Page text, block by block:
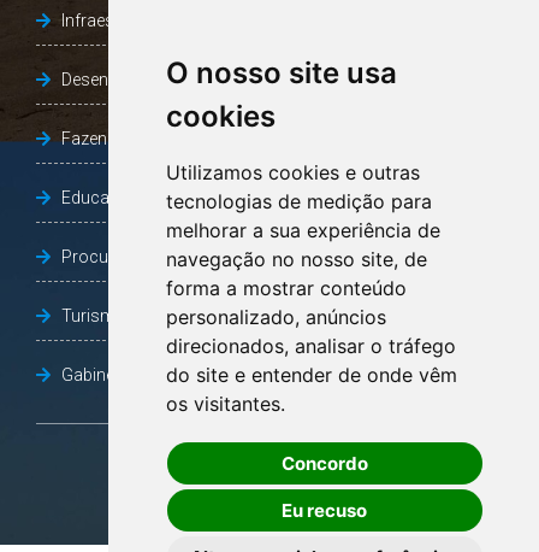
O nosso site usa
cookies
Utilizamos cookies e outras
tecnologias de medição para
melhorar a sua experiência de
navegação no nosso site, de
forma a mostrar conteúdo
personalizado, anúncios
direcionados, analisar o tráfego
do site e entender de onde vêm
os visitantes.
Concordo
Eu recuso
Infraestrutura, Agricultura e Meio Ambiente
Desenvolvimento Social
Fazenda e Desenvolvimento Econômico
Educação
Procuradoria Geral do Município
Turismo, Desporto e Cultura
Gabinete Vice-Prefeito
OUVIDORIA